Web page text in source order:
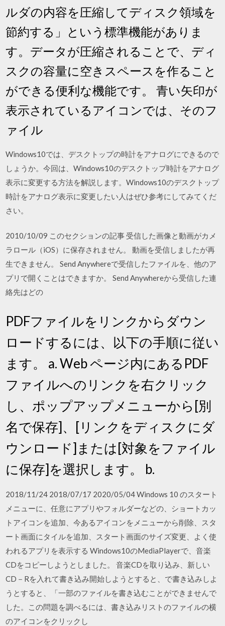
ルダの内容を圧縮してディスク領域を
節約する」という標準機能がありま
す。データが圧縮されることで、ディ
スクの容量に空きスペースを作ること
ができる便利な機能です。 青い矢印が
表示されているアイコンでは、そのフ
ァイル
Windows10では、デスクトップの時計をアナログにできるので
しょうか。今回は、Windows10のデスクトップ時計をアナログ
表示に変更する方法を解説します。Windows10のデスクトップ
時計をアナログ表示に変更したい人はぜひ参考にしてみてくだ
さい。
2010/10/09 このセクションの記事 受信した画像と動画がカメ
ラロール（iOS）に保存されません。 動画を受信しましたが再
生できません。 Send Anywhereで受信したファイルを、他のア
プリで開くことはできますか。 Send Anywhereから受信した連
絡先はどの
PDFファイルをリンクからダウン
ロードするには、以下の手順に従い
ます。 a. Web ページ内にあるPDF
ファイルへのリンクを右クリック
し、ポップアップメニューから[別
名で保存]、[リンクをディスクにダ
ウンロード]または[対象をファイル
に保存]を選択します。 b.
2018/11/24 2018/07/17 2020/05/04 Windows 10 のスタート
メニューに、任意にアプリやフォルダーなどの、ショートカッ
トアイコンを追加、今あるアイコンをメニューから削除、スタ
ート画面にタイルを追加、スタート画面のサイズ変更、よく使
われるアプリを表示する Windows10のMediaPlayerで、音楽
CDをコピーしようとしました。 音楽CDを取り込み、新しい
CD－Rを入れて書き込み開始しようとすると、で書き込みしよ
うとすると、「一部のファイルを書き込むことができませんで
した。この問題を調べるには、書き込みリストのファイルの横
のアイコンをクリックし